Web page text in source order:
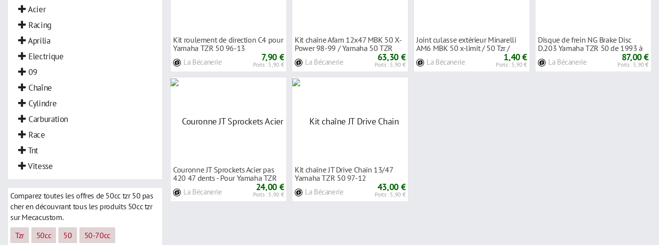
Acier
Racing
Aprilia
Electrique
09
Chaîne
Cylindre
Carburation
Race
Tnt
Vitesse
Comparez toutes les offres de 50cc tzr 50 pas
cher en découvrant tous les produits 50cc tzr
sur Mecacustom.
Tzr
50cc 50 50-70cc
Kit roulement de direction C4 pour
Yamaha TZR 50 96-13
La Bécanerie 7,90 €
Ports : 5,90 €
Kit chaîne Afam 12x47 MBK 50 X-
Power 98-99 / Yamaha 50 TZR
La Bécanerie 63,30 €
Ports : 5,90 €
Joint culasse extérieur Minarelli
AM6 MBK 50 x-limit / 50 Tzr /
La Bécanerie 1,40 €
Ports : 5,90 €
Disque de frein NG Brake Disc
D.203 Yamaha TZR 50 de 1993 à
La Bécanerie 87,00 €
Ports : 5,90 €
Couronne JT Sprockets Acier pas
420 47 dents - Pour Yamaha TZR
La Bécanerie 24,00 €
Ports : 5,90 €
Kit chaîne JT Drive Chain 13/47
Yamaha TZR 50 97-12
La Bécanerie 43,00 €
Ports : 5,90 €